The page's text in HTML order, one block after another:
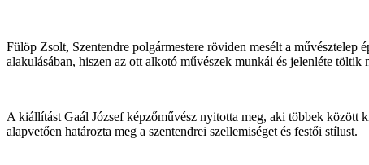
Fülöp Zsolt, Szentendre polgármestere röviden mesélt a művésztelep
alakulásában, hiszen az ott alkotó művészek munkái és jelenléte töltik
A kiállítást Gaál József képzőművész nyitotta meg, aki többek között
alapvetően határozta meg a szentendrei szellemiséget és festői stílust.